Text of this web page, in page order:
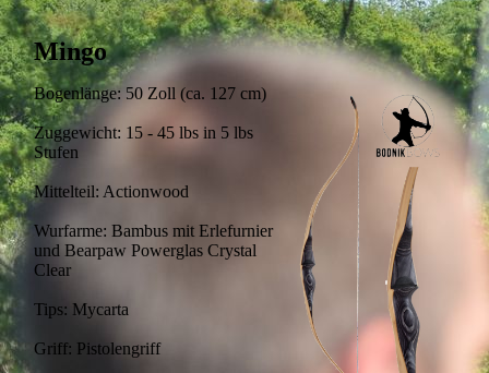
Mingo
Bogenlänge: 50 Zoll (ca. 127 cm)
Zuggewicht: 15 - 45 lbs in 5 lbs
Stufen
Mittelteil: Actionwood
Wurfarme: Bambus mit Erlefurnier
und Bearpaw Powerglas Crystal
Clear
Tips: Mycarta
Griff: Pistolengriff